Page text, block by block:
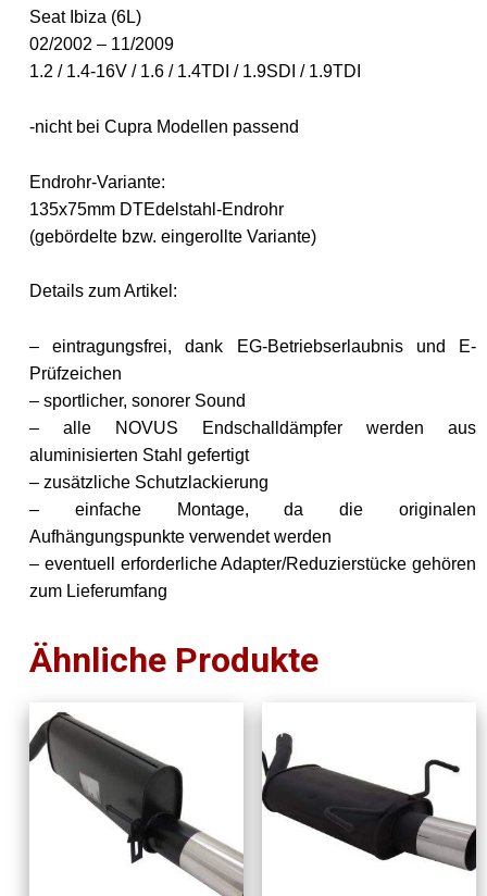
Seat Ibiza (6L)
02/2002 – 11/2009
1.2 / 1.4-16V / 1.6 / 1.4TDI / 1.9SDI / 1.9TDI
-nicht bei Cupra Modellen passend
Endrohr-Variante:
135x75mm DTEdelstahl-Endrohr
(gebördelte bzw. eingerollte Variante)
Details zum Artikel:
– eintragungsfrei, dank EG-Betriebserlaubnis und E-
Prüfzeichen
– sportlicher, sonorer Sound
– alle NOVUS Endschalldämpfer werden aus
aluminisierten Stahl gefertigt
– zusätzliche Schutzlackierung
– einfache Montage, da die originalen
Aufhängungspunkte verwendet werden
– eventuell erforderliche Adapter/Reduzierstücke gehören
zum Lieferumfang
Ähnliche Produkte